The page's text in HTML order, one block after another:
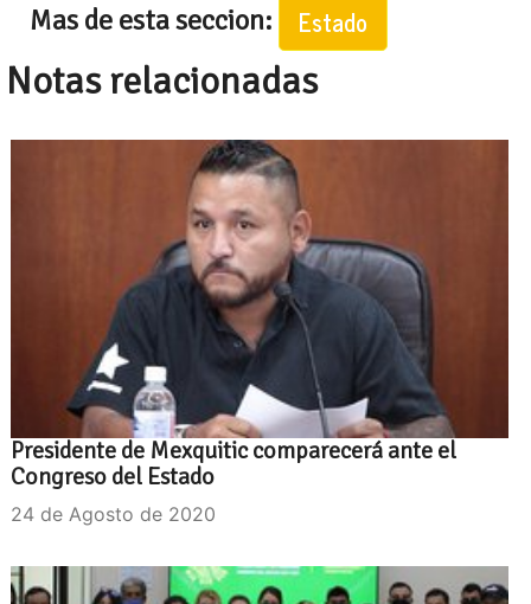
Mas de esta seccion: Estado
Notas relacionadas
Presidente de Mexquitic comparecerá ante el
Congreso del Estado
24 de Agosto de 2020